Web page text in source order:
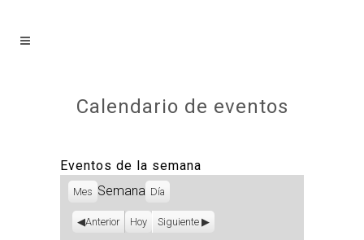
Calendario de eventos
Eventos de la semana
Mes Semana Día
Anterior Hoy Siguiente